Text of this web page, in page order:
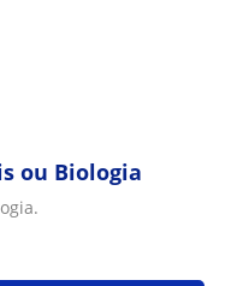
ou Biologia